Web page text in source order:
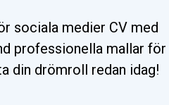
sociala medier CV med
professionella mallar för
din drömroll redan idag!